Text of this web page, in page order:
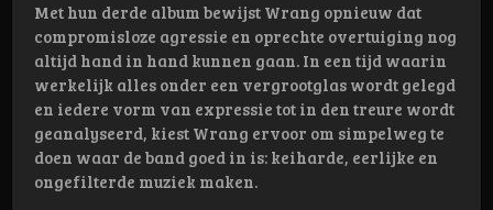
Met hun derde album bewijst Wrang opnieuw dat
compromisloze agressie en oprechte overtuiging nog
altijd hand in hand kunnen gaan. In een tijd waarin
werkelijk alles onder een vergrootglas wordt gelegd
en iedere vorm van expressie tot in den treure wordt
geanalyseerd, kiest Wrang ervoor om simpelweg te
doen waar de band goed in is: keiharde, eerlijke en
ongefilterde muziek maken.